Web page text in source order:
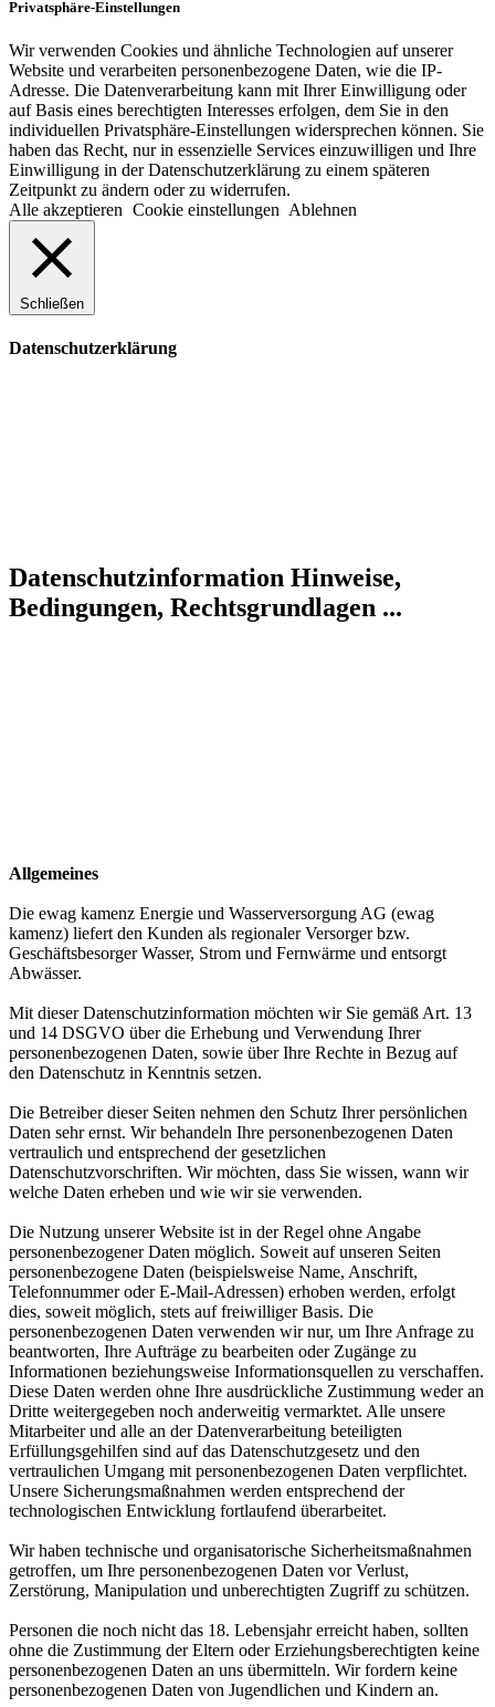
Privatsphäre-Einstellungen
Wir verwenden Cookies und ähnliche Technologien auf unserer
Website und verarbeiten personenbezogene Daten, wie die IP-
Adresse. Die Datenverarbeitung kann mit Ihrer Einwilligung oder
auf Basis eines berechtigten Interesses erfolgen, dem Sie in den
individuellen Privatsphäre-Einstellungen widersprechen können. Sie
haben das Recht, nur in essenzielle Services einzuwilligen und Ihre
Einwilligung in der Datenschutzerklärung zu einem späteren
Zeitpunkt zu ändern oder zu widerrufen.
Alle akzeptieren Cookie einstellungen Ablehnen
Schließen
Datenschutzerklärung
Datenschutzinformation Hinweise,
Bedingungen, Rechtsgrundlagen ...
Allgemeines
Die ewag kamenz Energie und Wasserversorgung AG (ewag
kamenz) liefert den Kunden als regionaler Versorger bzw.
Geschäftsbesorger Wasser, Strom und Fernwärme und entsorgt
Abwässer.
Mit dieser Datenschutzinformation möchten wir Sie gemäß Art. 13
und 14 DSGVO über die Erhebung und Verwendung Ihrer
personenbezogenen Daten, sowie über Ihre Rechte in Bezug auf
den Datenschutz in Kenntnis setzen.
Die Betreiber dieser Seiten nehmen den Schutz Ihrer persönlichen
Daten sehr ernst. Wir behandeln Ihre personenbezogenen Daten
vertraulich und entsprechend der gesetzlichen
Datenschutzvorschriften. Wir möchten, dass Sie wissen, wann wir
welche Daten erheben und wie wir sie verwenden.
Die Nutzung unserer Website ist in der Regel ohne Angabe
personenbezogener Daten möglich. Soweit auf unseren Seiten
personenbezogene Daten (beispielsweise Name, Anschrift,
Telefonnummer oder E-Mail-Adressen) erhoben werden, erfolgt
dies, soweit möglich, stets auf freiwilliger Basis. Die
personenbezogenen Daten verwenden wir nur, um Ihre Anfrage zu
beantworten, Ihre Aufträge zu bearbeiten oder Zugänge zu
Informationen beziehungsweise Informationsquellen zu verschaffen.
Diese Daten werden ohne Ihre ausdrückliche Zustimmung weder an
Dritte weitergegeben noch anderweitig vermarktet. Alle unsere
Mitarbeiter und alle an der Datenverarbeitung beteiligten
Erfüllungsgehilfen sind auf das Datenschutzgesetz und den
vertraulichen Umgang mit personenbezogenen Daten verpflichtet.
Unsere Sicherungsmaßnahmen werden entsprechend der
technologischen Entwicklung fortlaufend überarbeitet.
Wir haben technische und organisatorische Sicherheitsmaßnahmen
getroffen, um Ihre personenbezogenen Daten vor Verlust,
Zerstörung, Manipulation und unberechtigten Zugriff zu schützen.
Personen die noch nicht das 18. Lebensjahr erreicht haben, sollten
ohne die Zustimmung der Eltern oder Erziehungsberechtigten keine
personenbezogenen Daten an uns übermitteln. Wir fordern keine
personenbezogenen Daten von Jugendlichen und Kindern an.